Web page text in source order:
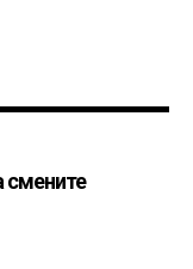
смените